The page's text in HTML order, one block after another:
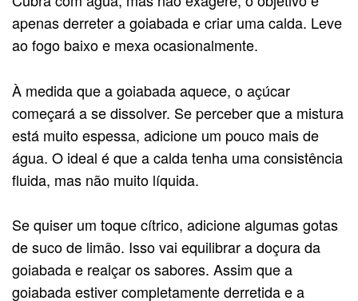
apenas derreter a goiabada e criar uma calda. Leve
ao fogo baixo e mexa ocasionalmente.
À medida que a goiabada aquece, o açúcar
começará a se dissolver. Se perceber que a mistura
está muito espessa, adicione um pouco mais de
água. O ideal é que a calda tenha uma consistência
fluida, mas não muito líquida.
Se quiser um toque cítrico, adicione algumas gotas
de suco de limão. Isso vai equilibrar a doçura da
goiabada e realçar os sabores. Assim que a
goiabada estiver completamente derretida e a